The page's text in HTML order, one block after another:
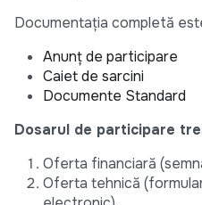
Documentația completă
Anunț de participare
Caiet de sarcini
Documente Standard
Dosarul de participare
Oferta financiară
Oferta tehnică